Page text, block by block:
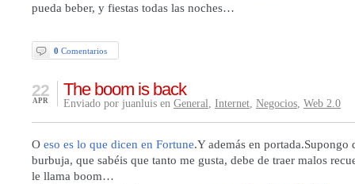
pueda beber, y fiestas todas las noches…
0 Comentarios
The boom is back
22
APR Enviado por juanluis en General, Internet, Negocios, Web 2.0
O eso es lo que dicen en Fortune.Y además en portada.Supongo
burbuja, que sabéis que tanto me gusta, debe de traer malos
le llama boom…